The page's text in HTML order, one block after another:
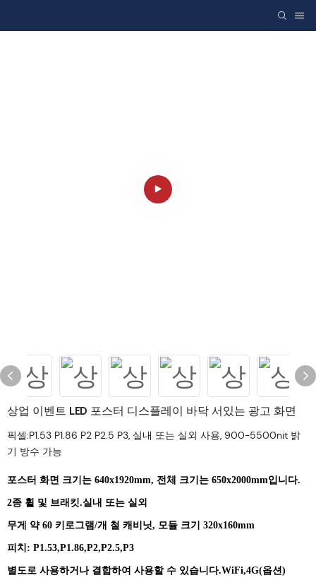
상업 이벤트 LED 포스터 디스플레이 바닥 서있는 광고 화면
픽셀:P1.53 P1.86 P2 P2.5 P3, 실내 또는 실외 사용, 900-5500nit 밝
기 방수 가능
포스터 화면 크기는 640x1920mm, 전체 크기는 650x2000mm입니다.
2종 휠 및 브래킷.실내 또는 실외
무게 약 60 키로그램/개 철 캐비닛, 모듈 크기 320x160mm
피치: P1.53,P1.86,P2,P2.5,P3
별도로 사용하거나 결합하여 사용할 수 있습니다.WiFi,4G(옵션)